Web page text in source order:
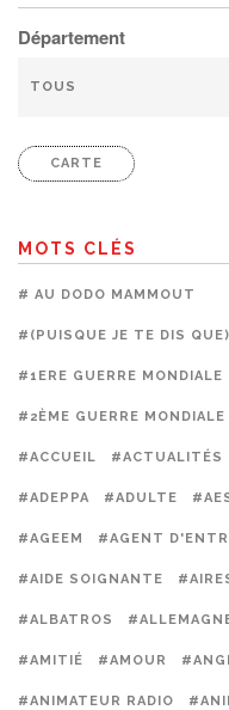
Département
CARTE
MOTS CLÉS
# AU DODO MAMMOUT
#(PUISQUE JE TE DIS
#1ERE GUERRE MONDIALE
#2ÈME GUERRE MONDIALE
#ACCUEIL #ACTUALITÉS
#ADEPPA #ADULTE
#AGEEM #AGENT
#AIDE SOIGNANTE
#ALBATROS
#AMITIÉ #AMOUR
#ANIMATEUR RADIO